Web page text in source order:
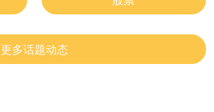
更多话题动态